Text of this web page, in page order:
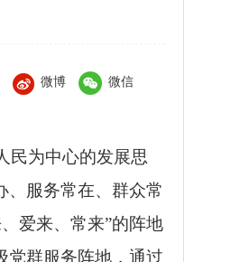
微博 微信
民为中心的发展思
、服务常在、群众常
爱来、常来”的阵地
党群服务阵地，通过